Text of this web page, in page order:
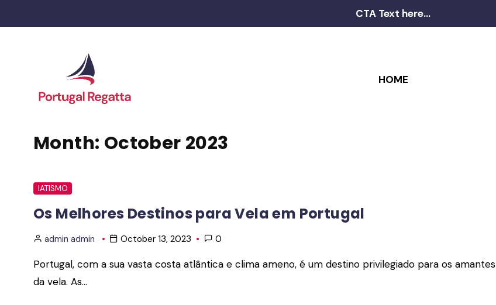
to
CTA Text here...
HOME
Month: October 2023
IATISMO
Os Melhores Destinos para Vela em Portugal
admin admin October 13, 2023 0
Portugal, com a sua vasta costa atlântica e clima ameno, é um destino privilegiado para os amantes
da vela. As…